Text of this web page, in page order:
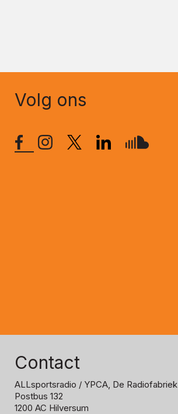
Volg ons
Contact
ALLsportsradio / YPCA, De Radiofabriek
Postbus 132
1200 AC Hilversum